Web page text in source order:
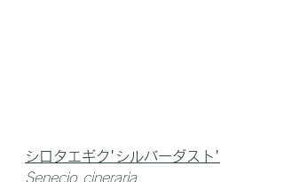
シロタエギク'シルバーダスト'
Senecio cineraria